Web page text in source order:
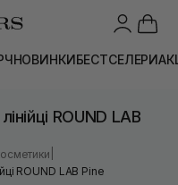
НОВИНКИБЕСТСЕЛЕРИ
ROUND LAB
ROUND LAB Pine